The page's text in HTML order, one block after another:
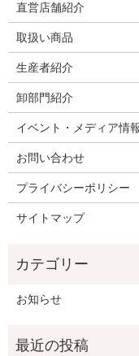
直営店舗紹介
取扱い商品
生産者紹介
卸部門紹介
イベント・メディア情
お問い合わせ
プライバシーポリシー
サイトマップ
お知らせ